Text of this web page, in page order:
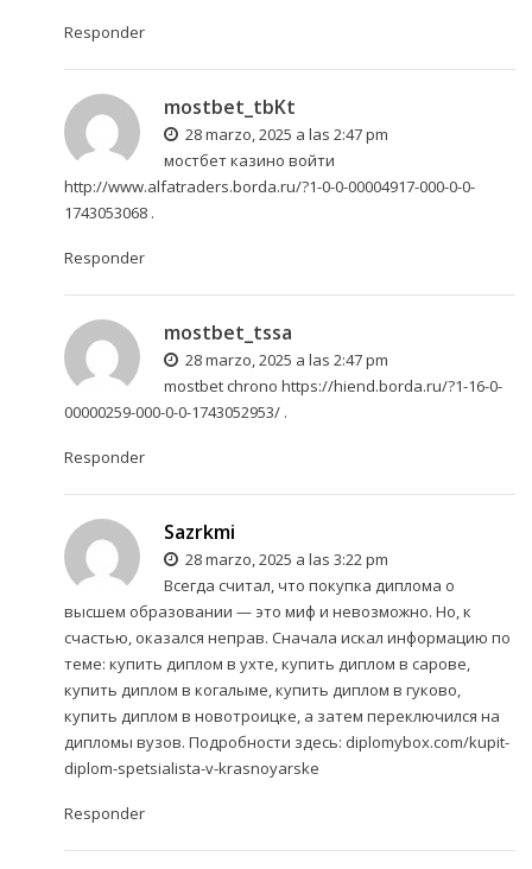
Responder
mostbet_tbKt
28 marzo, 2025 a las 2:47 pm
мостбет казино войти
http://www.alfatraders.borda.ru/?1-0-0-00004917-000-0-0-
1743053068.
Responder
mostbet_tssa
28 marzo, 2025 a las 2:47 pm
mostbet chrono https://hiend.borda.ru/?1-16-0-
00000259-000-0-0-1743052953/.
Responder
Sazrkmi
28 marzo, 2025 a las 3:22 pm
Всегда считал, что покупка диплома о
высшем образовании — это миф и невозможно. Но, к
счастью, оказался неправ. Сначала искал информацию по
теме: купить диплом в ухте, купить диплом в сарове,
купить диплом в когалыме, купить диплом в гуково,
купить диплом в новотроицке, а затем переключился на
дипломы вузов. Подробности здесь: diplomybox.com/kupit-
diplom-spetsialista-v-krasnoyarske
Responder